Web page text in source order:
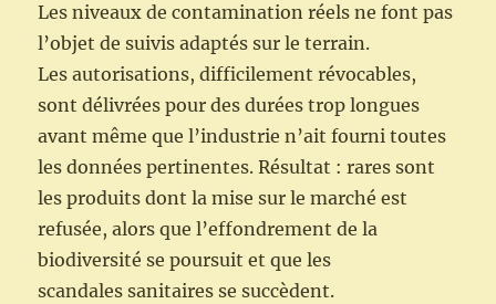
Les niveaux de contamination réels ne font pas
l’objet de suivis adaptés sur le terrain.
Les autorisations, difficilement révocables,
sont délivrées pour des durées trop longues
avant même que l’industrie n’ait fourni toutes
les données pertinentes. Résultat : rares sont
les produits dont la mise sur le marché est
refusée, alors que l’effondrement de la
biodiversité se poursuit et que les
scandales sanitaires se succèdent.